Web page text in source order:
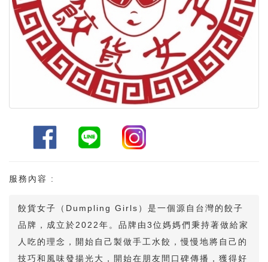
服務內容 :
餃貨女子（Dumpling Girls）是一個源自台灣的餃子
品牌，成立於2022年。品牌由3位媽媽們秉持著做給家
人吃的理念，開始自己製做手工水餃，慢慢地將自己的
技巧和風味發揚光大，開始在朋友間口碑傳播，獲得好